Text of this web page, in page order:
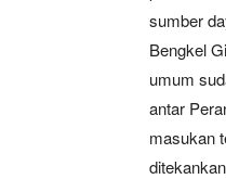
sumber
Bengkel
umum
antar
masukan